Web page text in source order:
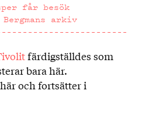
får besök
arkiv
färdigställdes som
bara här.
och fortsätter i